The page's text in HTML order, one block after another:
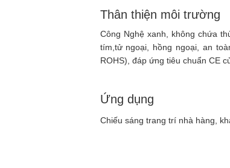
Thân thiện môi trường
Công Nghệ xanh, không chứa
tím,tử ngoại, hồng ngoại, an
ROHS), đáp ứng tiêu chuẩn CE
Ứng dụng
Chiếu sáng trang trí nhà hàng,